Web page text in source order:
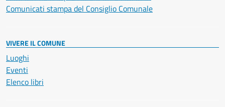
Comunicati stampa del Consiglio Comunale
VIVERE IL COMUNE
Luoghi
Eventi
Elenco libri